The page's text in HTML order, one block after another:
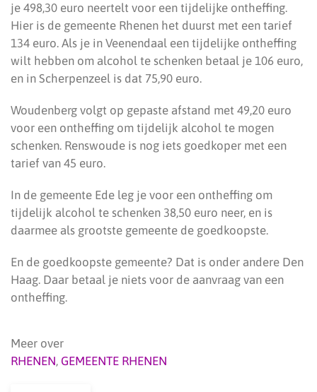
je 498,30 euro neertelt voor een tijdelijke ontheffing.
Hier is de gemeente Rhenen het duurst met een tarief
134 euro. Als je in Veenendaal een tijdelijke ontheffing
wilt hebben om alcohol te schenken betaal je 106 euro,
en in Scherpenzeel is dat 75,90 euro.
Woudenberg volgt op gepaste afstand met 49,20 euro
voor een ontheffing om tijdelijk alcohol te mogen
schenken. Renswoude is nog iets goedkoper met een
tarief van 45 euro.
In de gemeente Ede leg je voor een ontheffing om
tijdelijk alcohol te schenken 38,50 euro neer, en is
daarmee als grootste gemeente de goedkoopste.
En de goedkoopste gemeente? Dat is onder andere Den
Haag. Daar betaal je niets voor de aanvraag van een
ontheffing.
Meer over
RHENEN, GEMEENTE RHENEN